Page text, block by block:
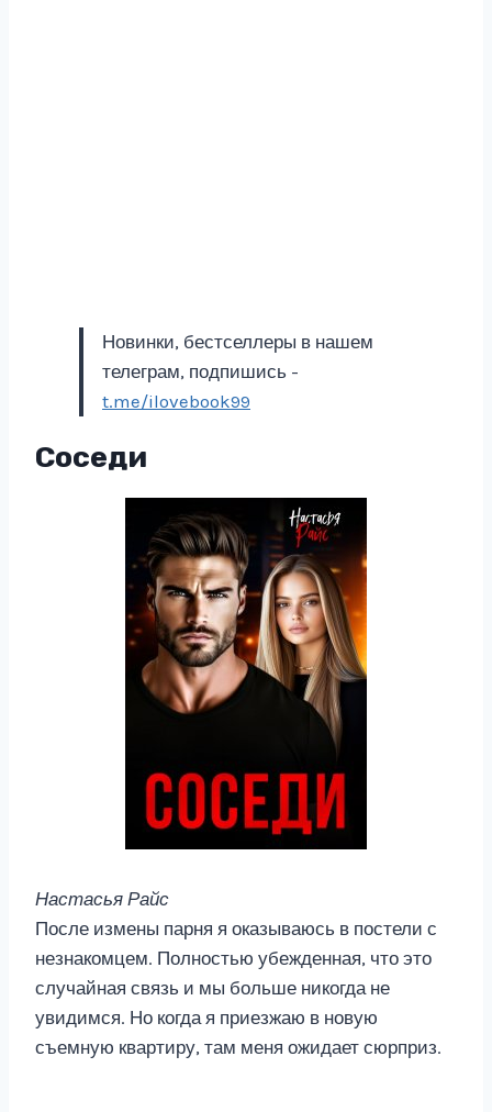
Новинки, бестселлеры в нашем
телеграм, подпишись -
t.me/ilovebook99
Соседи
Настасья Райс
После измены парня я оказываюсь в постели с
незнакомцем. Полностью убежденная, что это
случайная связь и мы больше никогда не
увидимся. Но когда я приезжаю в новую
съемную квартиру, там меня ожидает сюрприз.